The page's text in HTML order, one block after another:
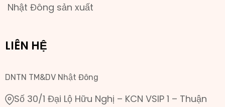
Nhật Đông sản xuất
LIÊN HỆ
DNTN TM&DV Nhật Đông
Số 30/1 Đại Lộ Hữu Nghị – KCN VSIP 1 – Thuận